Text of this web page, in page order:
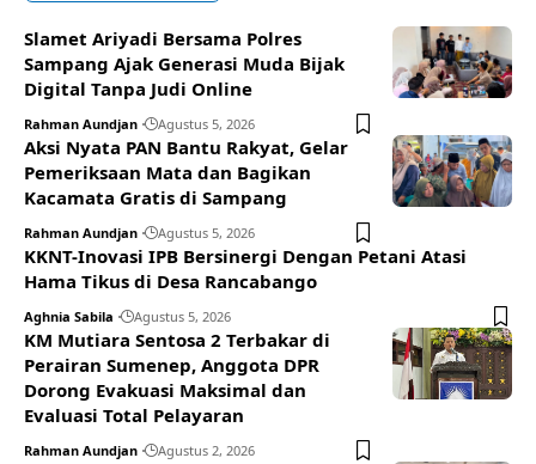
Slamet Ariyadi Bersama Polres
Sampang Ajak Generasi Muda Bijak
Digital Tanpa Judi Online
Rahman Aundjan Agustus 5, 2026
Aksi Nyata PAN Bantu Rakyat, Gelar
Pemeriksaan Mata dan Bagikan
Kacamata Gratis di Sampang
Rahman Aundjan Agustus 5, 2026
KKNT-Inovasi IPB Bersinergi Dengan Petani Atasi
Hama Tikus di Desa Rancabango
Aghnia Sabila Agustus 5, 2026
KM Mutiara Sentosa 2 Terbakar di
Perairan Sumenep, Anggota DPR
Dorong Evakuasi Maksimal dan
Evaluasi Total Pelayaran
Rahman Aundjan Agustus 2, 2026